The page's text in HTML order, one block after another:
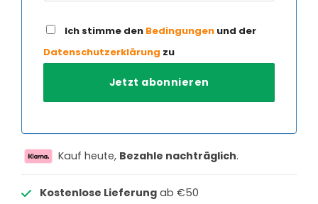
Ich stimme den Bedingungen und der
Datenschutzerklärung zu
Kauf heute, Bezahle nachträglich.
Kostenlose Lieferungab €50